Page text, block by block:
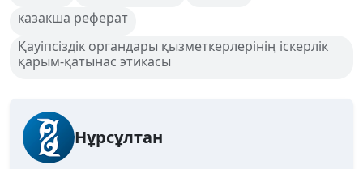
казакша реферат
Қауіпсіздік органдары қызметкерлерінің іскерлік
қарым-қатынас этикасы
Нұрсұлтан